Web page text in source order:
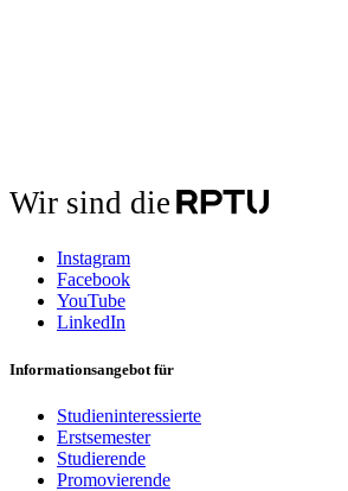
Wir sind die
Instagram
Facebook
YouTube
LinkedIn
Informationsangebot für
Studieninteressierte
Erstsemester
Studierende
Promovierende